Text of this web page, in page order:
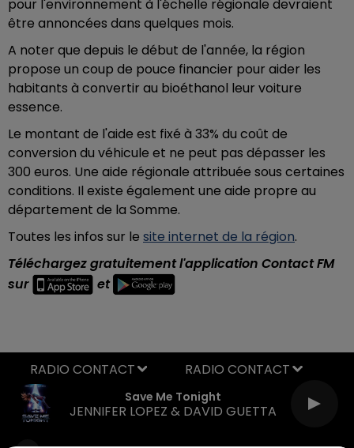
pour l'environnement à l'échelle régionale devraient
être annoncées dans quelques mois.
A noter que depuis le début de l'année, la région
propose un coup de pouce financier pour aider les
habitants à convertir au bioéthanol leur voiture
essence.
Le montant de l'aide est fixé à 33% du coût de
conversion du véhicule et ne peut pas dépasser les
300 euros. Une aide régionale attribuée sous certaines
conditions. Il existe également une aide propre au
département de la Somme.
Toutes les infos sur le site internet de la région.
Téléchargez gratuitement l'application Contact FM
sur
et
Save Me Tonight
JENNIFER LOPEZ & DAVID GUETTA
RADIO CONTACT